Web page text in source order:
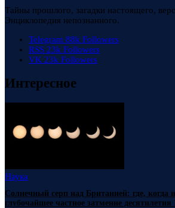
Тайны прошлого, загадки настоящего,
Энциклопедия непознанного.
Telegram 88k Followers
RSS 23k Followers
VK 23k Followers
Интересное
Наука
Солнечный серп над Британией: где, когда
глубочайшее частное затмение десятилетия